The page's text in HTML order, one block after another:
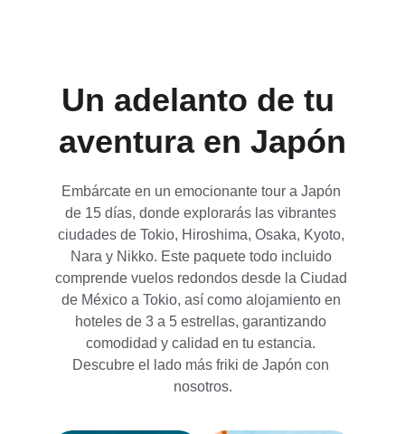
Un adelanto de tu
aventura en Japón
Embárcate en un emocionante tour a Japón
de 15 días, donde explorarás las vibrantes
ciudades de Tokio, Hiroshima, Osaka, Kyoto,
Nara y Nikko. Este paquete todo incluido
comprende vuelos redondos desde la Ciudad
de México a Tokio, así como alojamiento en
hoteles de 3 a 5 estrellas, garantizando
comodidad y calidad en tu estancia.
Descubre el lado más friki de Japón con
nosotros.